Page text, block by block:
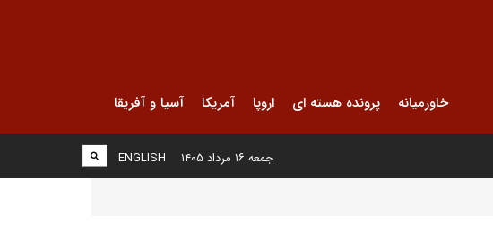
خاورمیانه پرونده هسته ای اروپا آمریکا آسیا و آفریقا
ENGLISH جمعه ۱۶ مرداد ۱۴۰۵